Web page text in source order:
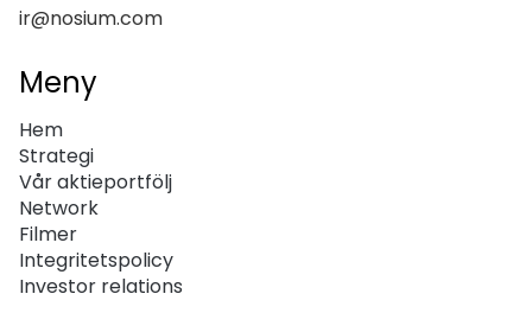
ir@nosium.com
Meny
Hem
Strategi
Vår aktieportfölj
Network
Filmer
Integritetspolicy
Investor relations